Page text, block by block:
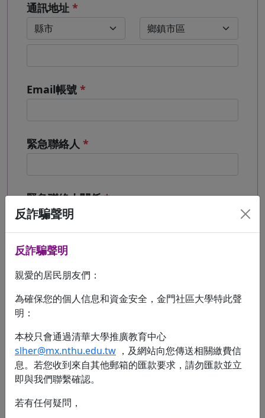
通訊地址 *
Email帳號 *
緊急聯絡人 *
緊急聯絡人關係*
緊急聯絡人電話
教育程度*
大學
碩士
博士
其他：
職業別*
反詐騙聲明
反詐騙聲明
親愛的居民朋友們：
為確保您的個人信息和資金安全，金門社區大學特此聲
明：
本校只會通過清華大學推廣教育中心
slher@mx.nthu.edu.tw ，及網站向您傳送相關繳費信
息。若您收到來自其他郵箱的匯款要求，請勿匯款並立
即與我們聯繫確認。
若有任何疑問，